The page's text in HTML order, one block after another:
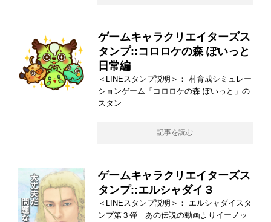
ゲームキャラクリエイターズス
タンプ::コロロケの森 ぽいっと
日常編
＜LINEスタンプ説明＞： 村育成シミュレー
ションゲーム「コロロケの森 ぽいっと」の
スタン
記事を読む
ゲームキャラクリエイターズス
タンプ::エルシャダイ３
＜LINEスタンプ説明＞： エルシャダイスタ
ンプ第３弾 あの伝説の動画よりイーノッ